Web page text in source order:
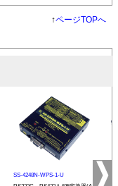
↑ページTOPへ
SS-4248N-WPS-1-U
SS-